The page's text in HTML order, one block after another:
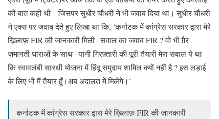
की बात कही थी। जिसपर सुधीर चौधरी ने भी जवाब दिया था। सुधीर चौधरी
ने एक्स पर जवाब देते हुए लिखा था कि, ‘कर्नाटक में कांग्रेस सरकार द्वारा मेरे
ख़िलाफ़ FIR की जानकारी मिली।सवाल का जवाब FIR ? वो भी ग़ैर
ज़मानती धाराओं के साथ।यानी गिरफ़्तारी की पूरी तैयारी मेरा सवाल ये था
कि स्वावलंबी सारथी योजना में हिंदू समुदाय शामिल क्यों नहीं है ? इस लड़ाई
के लिए भी मैं तैयार हूँ।अब अदालत में मिलेंगे।’
कर्नाटक में कांग्रेस सरकार द्वारा मेरे ख़िलाफ़ FIR की जानकारी